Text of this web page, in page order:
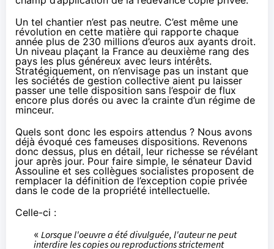
Un tel chantier n’est pas neutre. C’est même une
révolution en cette matière qui rapporte chaque
année plus de 230 millions d’euros aux ayants droit.
Un niveau plaçant la France au deuxième rang des
pays les plus généreux avec leurs intérêts.
Stratégiquement, on n’envisage pas un instant que
les sociétés de gestion collective aient pu laisser
passer une telle disposition sans l’espoir de flux
encore plus dorés ou avec la crainte d’un régime de
minceur.
Quels sont donc les espoirs attendus ? Nous avons
déjà évoqué ces fameuses dispositions. Revenons
donc dessus, plus en détail, leur richesse se révélant
jour après jour. Pour faire simple, le sénateur David
Assouline et ses collègues socialistes proposent de
remplacer la définition de l’exception copie privée
dans le code de la propriété intellectuelle.
Celle-ci :
« Lorsque l'oeuvre a été divulguée, l'auteur ne peut
interdire les copies ou reproductions strictement